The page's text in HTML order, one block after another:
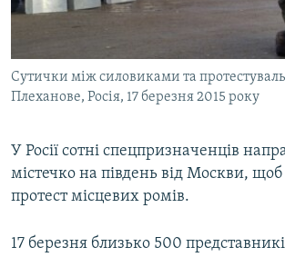
ВІДЕОУРОКИ «ELIFBE»
СВІДЧЕННЯ ОКУПАЦІЇ
УКРАЇНСЬКА ПРОБЛЕМА КРИМУ
Русский
Qırımtatar
Усі сайти RFE/RL
Сутички між силовиками та
Плеханове, Росія, 17 березня 2015 року
У Росії сотні спецпризначенців
містечко на південь від Москви, щоб
протест місцевих ромів.
17 березня близько 500